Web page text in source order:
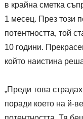
в крайна сметка
1 месец. През този
потентността, той
10 години.
който наистина
„Преди това
поради което на й-